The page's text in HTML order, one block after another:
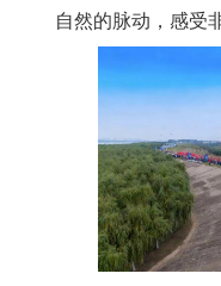
自然的脉动，感受